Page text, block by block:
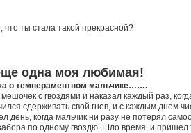
ты стала такой прекрасной?
одна моя любимая!
о темпераментном мальчике…….
с гвоздями и наказал каждый раз,
сдерживать свой гнев, и с каждым днем
когда мальчик ни разу не потерял
по одному гвоздю. Шло время, и пришел